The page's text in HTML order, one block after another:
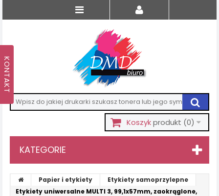
Koszykprodukt (0)
KATEGORIE
Papier i etykiety
Etykiety samoprzylepne
Etykiety uniwersalne MULTI 3, 99,1x57mm, zaokrąglone,